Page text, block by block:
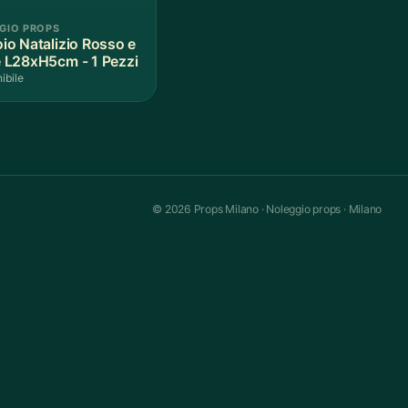
PROPS
Natalizio Rosso e
L28xH5cm - 1 Pezzi
© 2026 Props Milano · Noleggio props · Milano